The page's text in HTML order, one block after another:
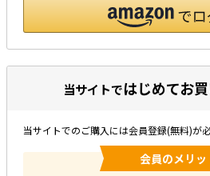
ボックス・ビニル電線管付属品・引き
工具関連
その他
e431オリジナル
当サイトではじめてお
当サイトでのご購入には会員登録(無料)が必
会員のメリッ